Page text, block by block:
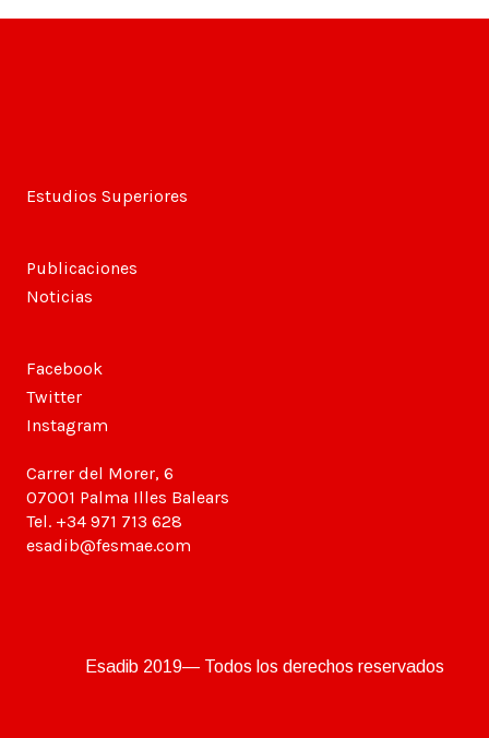
Estudios Superiores
Publicaciones
Noticias
Facebook
Twitter
Instagram
Carrer del Morer, 6
07001 Palma Illes Balears
Tel. +34 971 713 628
esadib@fesmae.com
Esadib 2019— Todos los derechos reservados